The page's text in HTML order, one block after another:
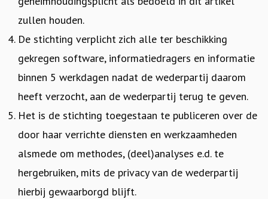
zullen houden.
De stichting verplicht zich alle ter beschikking
gekregen software, informatiedragers en informatie
binnen 5 werkdagen nadat de wederpartij daarom
heeft verzocht, aan de wederpartij terug te geven.
Het is de stichting toegestaan te publiceren over de
door haar verrichte diensten en werkzaamheden
alsmede om methodes, (deel)analyses e.d. te
hergebruiken, mits de privacy van de wederpartij
hierbij gewaarborgd blijft.